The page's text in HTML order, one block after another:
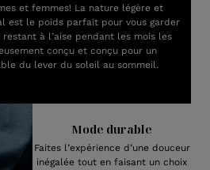
et femmes! La nature légère et
est le poids parfait pour vous garder
à l’aise pendant les mois les
conçu et conçu pour un
du lever du soleil au sommeil.
Mode durable
Faites l’expérience d’une douceur
inégalée tout en faisant un choix